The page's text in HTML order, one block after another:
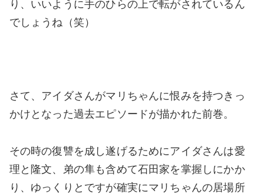
り、いいように手のひらの上で転がされているん
でしょうね（笑）
さて、アイダさんがマリちゃんに恨みを持つきっ
かけとなった過去エピソードが描かれた前巻。
その時の復讐を成し遂げるためにアイダさんは愛
理と隆文、弟の隼も含めて石田家を掌握しにかか
り、ゆっくりとですが確実にマリちゃんの居場所